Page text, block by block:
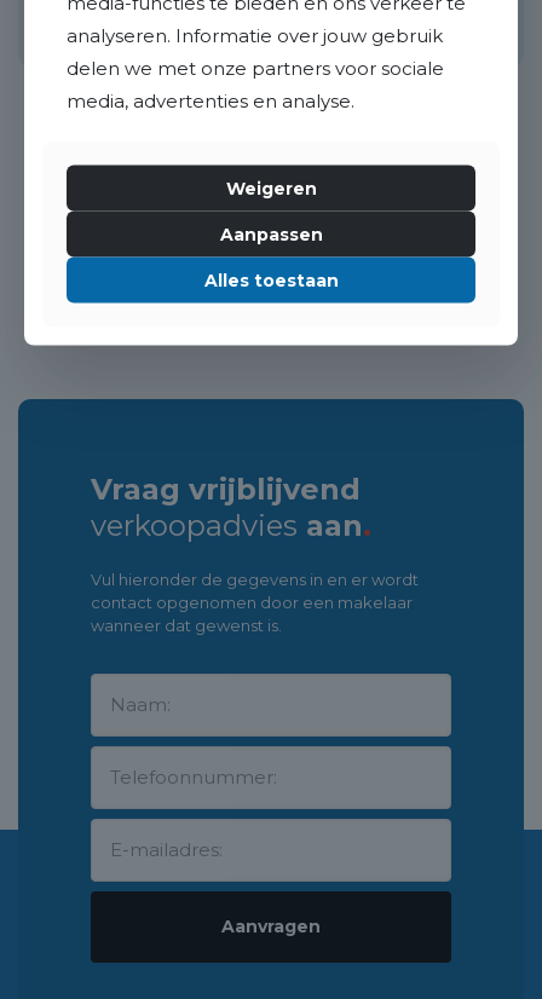
1 2
Vraag vrijblijvend
verkoopadvies aan.
Vul hieronder de gegevens in en er wordt
contact opgenomen door een makelaar
wanneer dat gewenst is.
analyseren. Informatie over jouw gebruik
delen we met onze partners voor sociale
media, advertenties en analyse.
Weigeren
Aanpassen
Alles toestaan